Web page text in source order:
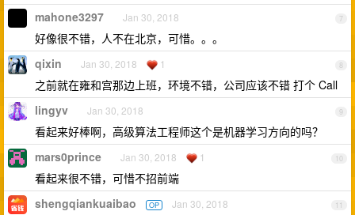
7
mahone3297 Jan 30, 2018
好像很不错，人不在北京，可惜。。。
8
qixin Jan 30, 2018 1
之前就在雍和宫那边上班，环境不错，公司应该不错 打个 Call
9
lingyv Jan 30, 2018
看起来好棒啊，高级算法工程师这个是机器学习方向的吗？
10
mars0prince Jan 30, 2018 1
看起来很不错，可惜不招前端
11
shengqiankuaibao OP Jan 30, 2018